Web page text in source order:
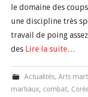
le domaine des
une discipline très
travail de poing
des Lire la suite…
Actualités, Arts
martiaux, combat,